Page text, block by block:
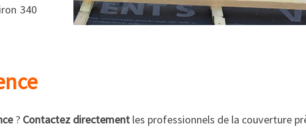
340
? Contactez directement les professionnels de la couverture